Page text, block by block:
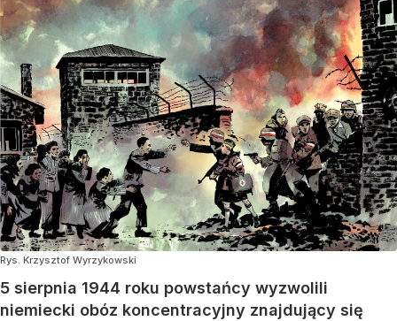
Rys. Krzysztof Wyrzykowski
5 sierpnia 1944 roku powstańcy wyzwolili
niemiecki obóz koncentracyjny znajdujący się